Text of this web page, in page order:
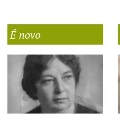
É novo